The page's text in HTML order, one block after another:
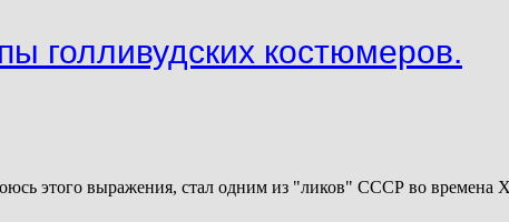
голливудских костюмеров.
этого выражения, стал одним из "ликов" СССР во